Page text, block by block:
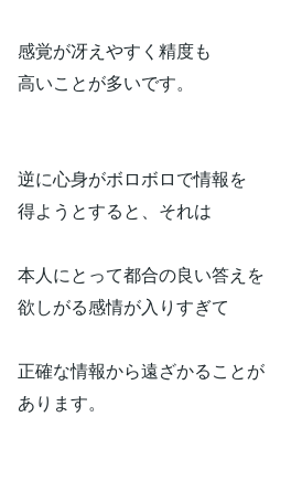
感覚が冴えやすく精度も
高いことが多いです。
逆に心身がボロボロで情報を
得ようとすると、それは
本人にとって都合の良い答えを
欲しがる感情が入りすぎて
正確な情報から遠ざかることが
あります。